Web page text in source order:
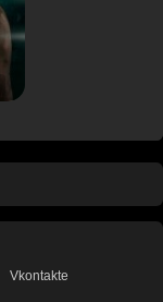
Vkontakte